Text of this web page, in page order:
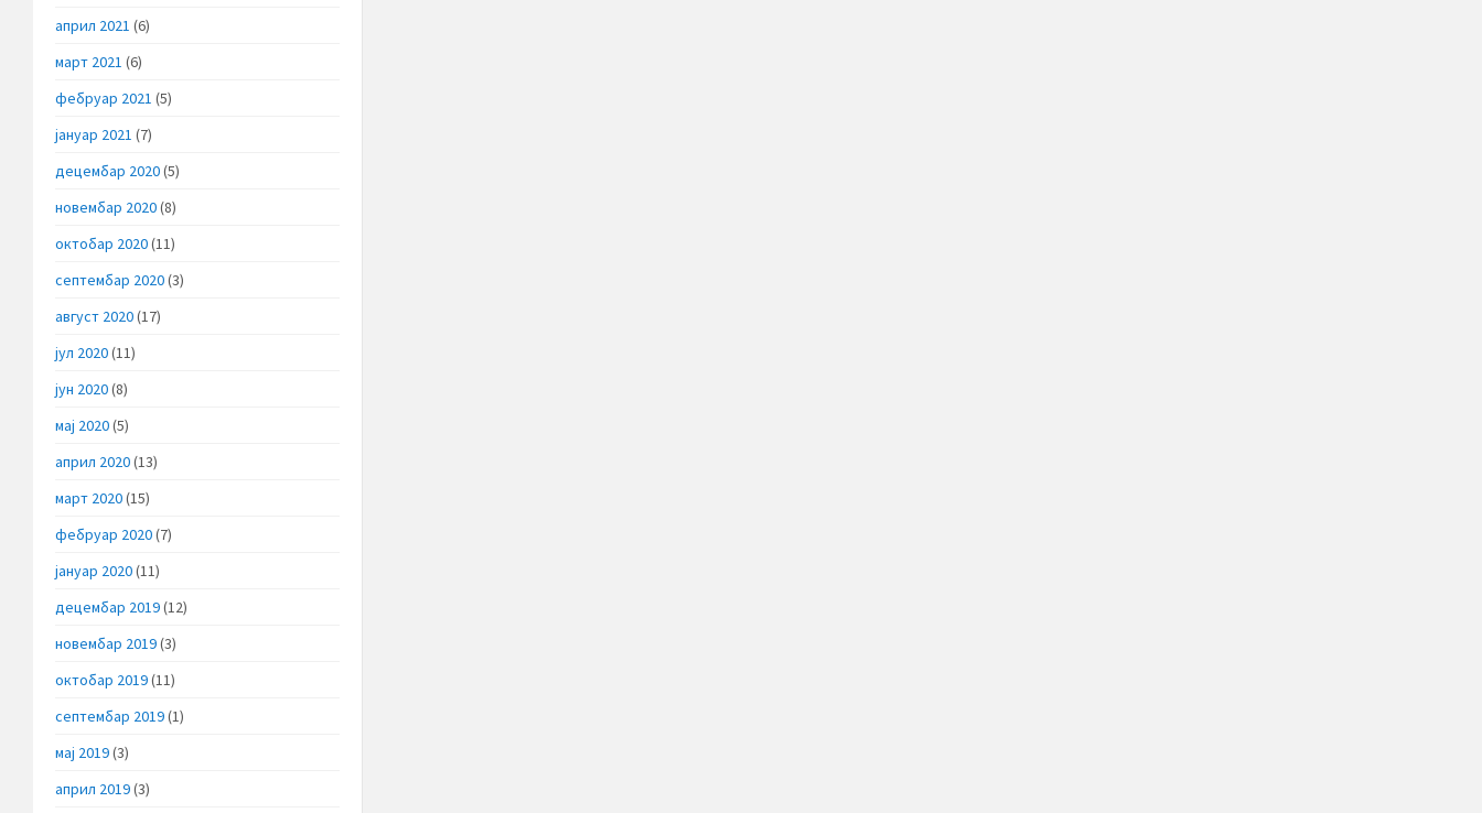
април 2021 (6)
март 2021 (6)
фебруар 2021 (5)
јануар 2021 (7)
децембар 2020(5)
новембар 2020(8)
октобар 2020(11)
септембар 2020(3)
август 2020(17)
јул 2020(11)
јун 2020(8)
мај 2020(5)
април 2020(13)
март 2020(15)
фебруар 2020(7)
јануар 2020(11)
децембар 2019(12)
новембар 2019(3)
октобар 2019(11)
септембар 2019(1)
мај 2019(3)
април 2019(3)